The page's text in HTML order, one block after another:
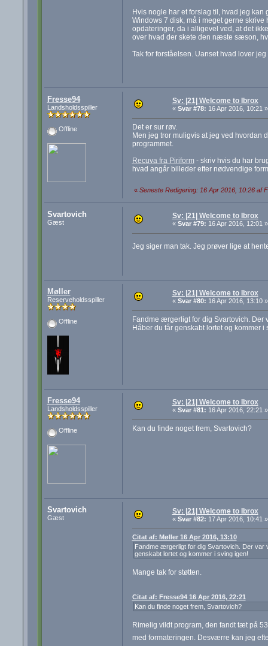
Hvis nogle har et forslag til, hvad jeg
Windows 7 disk, må i meget gerne
opdateringer, da i alligevel ved, at det
over hvad der skete den næste sæson,
Tak for forståelsen. Uanset hvad lover
Fresse94
Landsholdsspiller
Offline
Sv: |21| Welcome to Ibrox
« Svar #78: 16 Apr 2016, 10:21 »
Det er sur røv.
Men jeg tror muligvis at jeg ved hvordan
programmet.
Recuva fra Piriform- skriv hvis du har
hvad angår billeder efter nødvendige
« Seneste Redigering: 16 Apr 2016, 10:26 af
Svartovich
Gæst
Sv: |21| Welcome to Ibrox
« Svar #79: 16 Apr 2016, 12:01 »
Jeg siger man tak. Jeg prøver lige at
Møller
Reserveholdsspiller
Offline
Sv: |21| Welcome to Ibrox
« Svar #80: 16 Apr 2016, 13:10 »
Fandme ærgerligt for dig Svartovich. Der
Håber du får genskabt lortet og kommer i
Fresse94
Landsholdsspiller
Offline
Sv: |21| Welcome to Ibrox
« Svar #81: 16 Apr 2016, 22:21 »
Kan du finde noget frem, Svartovich?
Svartovich
Gæst
Sv: |21| Welcome to Ibrox
« Svar #82: 17 Apr 2016, 10:41 »
Citat af: Møller 16 Apr 2016, 13:10
Fandme ærgerligt for dig Svartovich. Der var
genskabt lortet og kommer i sving igen!
Mange tak for støtten.
Citat af: Fresse94 16 Apr 2016, 22:21
Kan du finde noget frem, Svartovich?
Rimelig vildt program, den fandt tæt på
med formateringen. Desværre kan jeg